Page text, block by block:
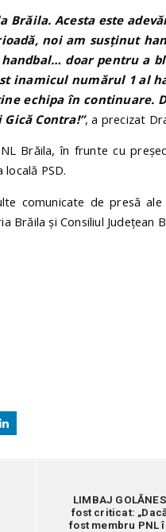
Brăila. Acesta este
noi am susținut
doar pentru a
inamicul numărul 1 al
echipa în continuare.
Contra!”, a precizat
Brăila, în frunte cu
PSD.
comunicate de presă
Brăila și Consiliul Județean
LIMBAJ
fost criticat:
fost membru PNL